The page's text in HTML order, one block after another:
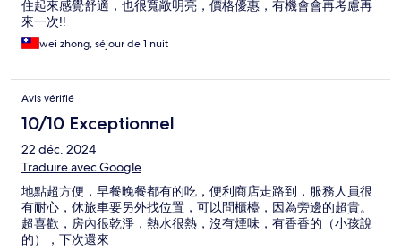
住起來感覺舒適，也很寬敞明亮，價格優惠，有機會會再考慮再
來一次!!
wei zhong, séjour de 1 nuit
Avis vérifié
10/10 Exceptionnel
22 déc. 2024
Traduire avec Google
地點超方便，早餐晚餐都有的吃，便利商店走路到，服務人員很
有耐心，休旅車要另外找位置，可以問櫃檯，因為旁邊的超貴。
超喜歡，房內很乾淨，熱水很熱，沒有煙味，有香香的（小孩說
的），下次還來